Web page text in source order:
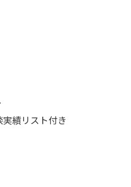
績リスト付き